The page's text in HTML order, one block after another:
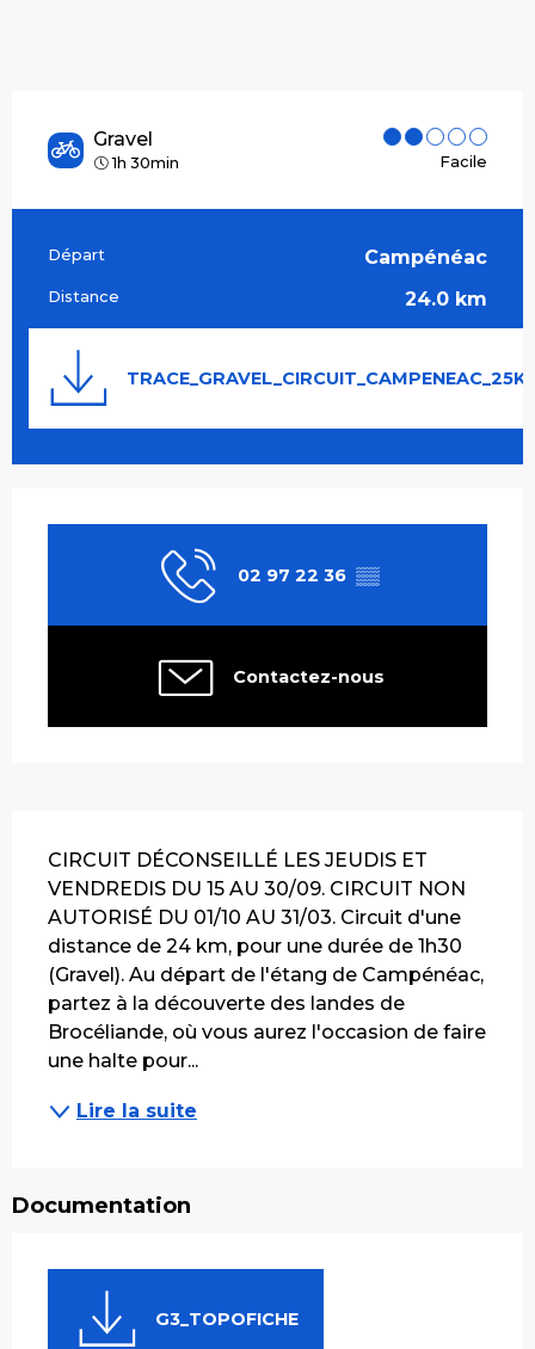
Gravel
1h 30min Facile
Informations pratiques
Départ Campénéac
Distance 24.0 km
02 97 22 36 ▒▒
Contactez-nous
CIRCUIT DÉCONSEILLÉ LES JEUDIS ET
VENDREDIS DU 15 AU 30/09. CIRCUIT NON
AUTORISÉ DU 01/10 AU 31/03. Circuit d'une
distance de 24 km, pour une durée de 1h30
(Gravel). Au départ de l'étang de Campénéac,
partez à la découverte des landes de
Brocéliande, où vous aurez l'occasion de faire
une halte pour...
Lire la suite
Documentation
G3_TOPOFICHE